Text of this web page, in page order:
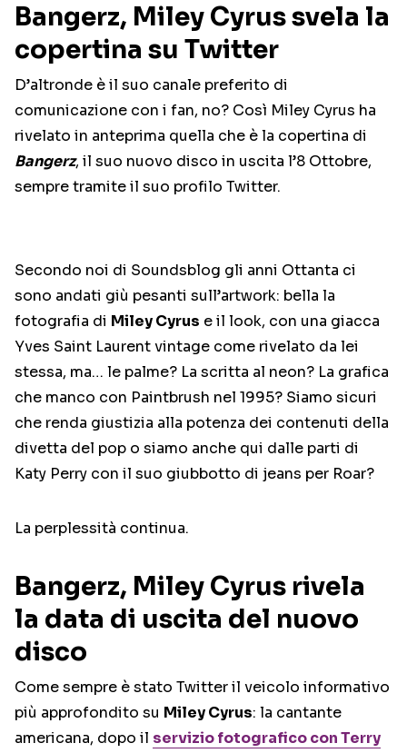
Bangerz, Miley Cyrus svela la
copertina su Twitter
D’altronde è il suo canale preferito di
comunicazione con i fan, no? Così Miley Cyrus ha
rivelato in anteprima quella che è la copertina di
Bangerz, il suo nuovo disco in uscita l’8 Ottobre,
sempre tramite il suo profilo Twitter.
Secondo noi di Soundsblog gli anni Ottanta ci
sono andati giù pesanti sull’artwork: bella la
fotografia di Miley Cyrus e il look, con una giacca
Yves Saint Laurent vintage come rivelato da lei
stessa, ma… le palme? La scritta al neon? La grafica
che manco con Paintbrush nel 1995? Siamo sicuri
che renda giustizia alla potenza dei contenuti della
divetta del pop o siamo anche qui dalle parti di
Katy Perry con il suo giubbotto di jeans per Roar?
La perplessità continua.
Bangerz, Miley Cyrus rivela
la data di uscita del nuovo
disco
Come sempre è stato Twitter il veicolo informativo
più approfondito su Miley Cyrus: la cantante
americana, dopo il servizio fotografico con Terry